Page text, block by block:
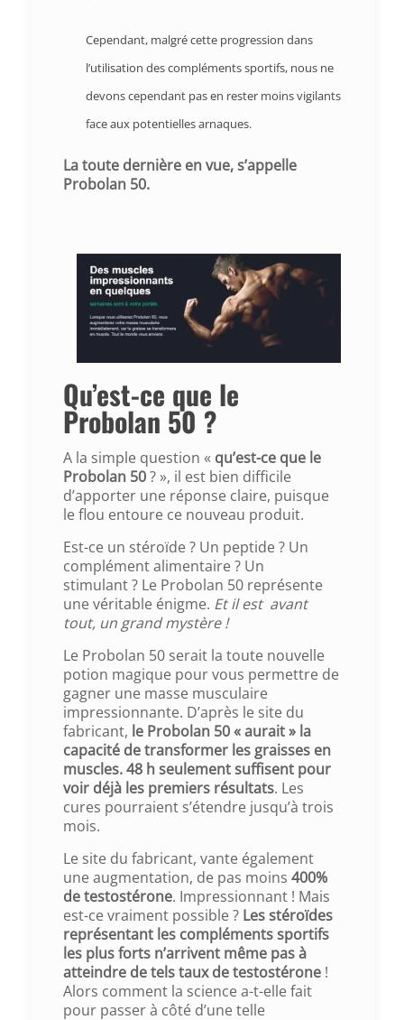
Cependant, malgré cette progression dans
l’utilisation des compléments sportifs, nous ne
devons cependant pas en rester moins vigilants
face aux potentielles arnaques.
La toute dernière en vue, s’appelle
Probolan 50.
Qu’est-ce que le
Probolan 50 ?
A la simple question « qu’est-ce que le
Probolan 50? », il est bien difficile
d’apporter une réponse claire, puisque
le flou entoure ce nouveau produit.
Est-ce un stéroïde ? Un peptide ? Un
complément alimentaire ? Un
stimulant ? Le Probolan 50 représente
une véritable énigme. Et il est avant
tout, un grand mystère !
Le Probolan 50 serait la toute nouvelle
potion magique pour vous permettre de
gagner une masse musculaire
impressionnante. D’après le site du
fabricant, le Probolan 50 « aurait » la
capacité de transformer les graisses en
muscles. 48 h seulement suffisent pour
voir déjà les premiers résultats. Les
cures pourraient s’étendre jusqu’à trois
mois.
Le site du fabricant, vante également
une augmentation, de pas moins 400%
de testostérone. Impressionnant ! Mais
est-ce vraiment possible ? Les stéroïdes
représentant les compléments sportifs
les plus forts n’arrivent même pas à
atteindre de tels taux de testostérone !
Alors comment la science a-t-elle fait
pour passer à côté d’une telle